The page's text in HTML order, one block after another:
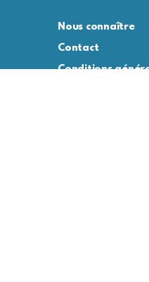
Nous connaître
Contact
Conditions